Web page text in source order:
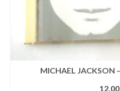
MICHAEL JACKSON
12,00